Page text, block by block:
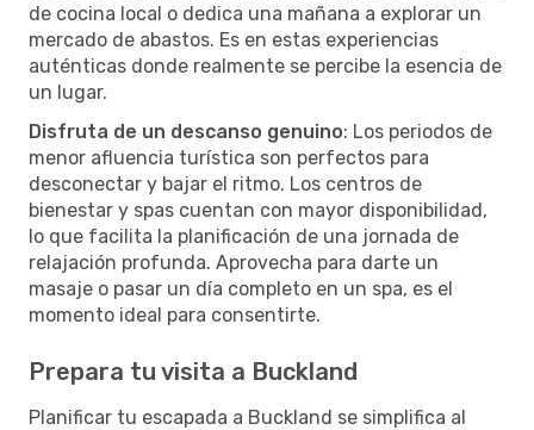
de cocina local o dedica una mañana a explorar un
mercado de abastos. Es en estas experiencias
auténticas donde realmente se percibe la esencia de
un lugar.
Disfruta de un descanso genuino: Los periodos de
menor afluencia turística son perfectos para
desconectar y bajar el ritmo. Los centros de
bienestar y spas cuentan con mayor disponibilidad,
lo que facilita la planificación de una jornada de
relajación profunda. Aprovecha para darte un
masaje o pasar un día completo en un spa, es el
momento ideal para consentirte.
Prepara tu visita a Buckland
Planificar tu escapada a Buckland se simplifica al